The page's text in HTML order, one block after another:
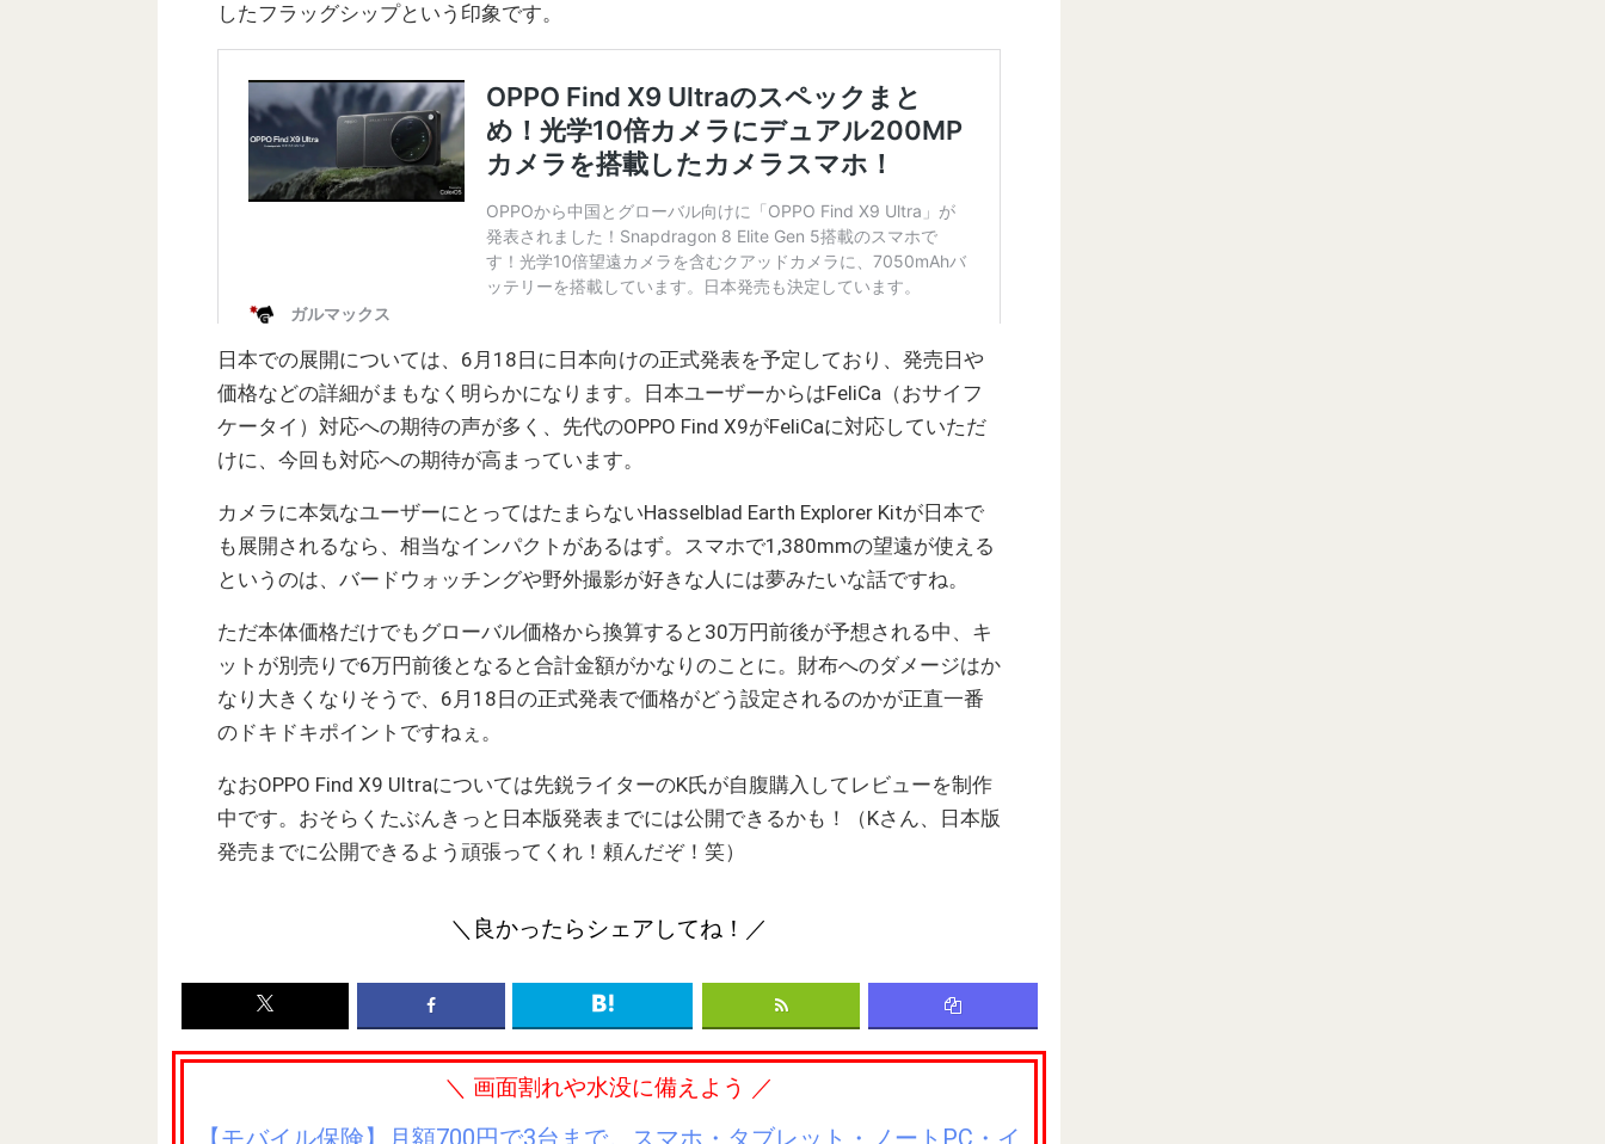
したフラッグシップという印象です。
日本での展開については、6月18日に日本向けの正式発表を予定しており、発売日や
価格などの詳細がまもなく明らかになります。日本ユーザーからはFeliCa（おサイフ
ケータイ）対応への期待の声が多く、先代のOPPO Find X9がFeliCaに対応していただ
けに、今回も対応への期待が高まっています。
カメラに本気なユーザーにとってはたまらないHasselblad Earth Explorer Kitが日本で
も展開されるなら、相当なインパクトがあるはず。スマホで1,380mmの望遠が使える
というのは、バードウォッチングや野外撮影が好きな人には夢みたいな話ですね。
ただ本体価格だけでもグローバル価格から換算すると30万円前後が予想される中、キ
ットが別売りで6万円前後となると合計金額がかなりのことに。財布へのダメージはか
なり大きくなりそうで、6月18日の正式発表で価格がどう設定されるのかが正直一番
のドキドキポイントですねぇ。
なおOPPO Find X9 Ultraについては先鋭ライターのK氏が自腹購入してレビューを制作
中です。おそらくたぶんきっと日本版発表までには公開できるかも！（Kさん、日本版
発売までに公開できるよう頑張ってくれ！頼んだぞ！笑）
＼良かったらシェアしてね！／
＼ 画面割れや水没に備えよう ／
【モバイル保険】月額700円で3台まで。スマホ・タブレット・ノートPC・イ